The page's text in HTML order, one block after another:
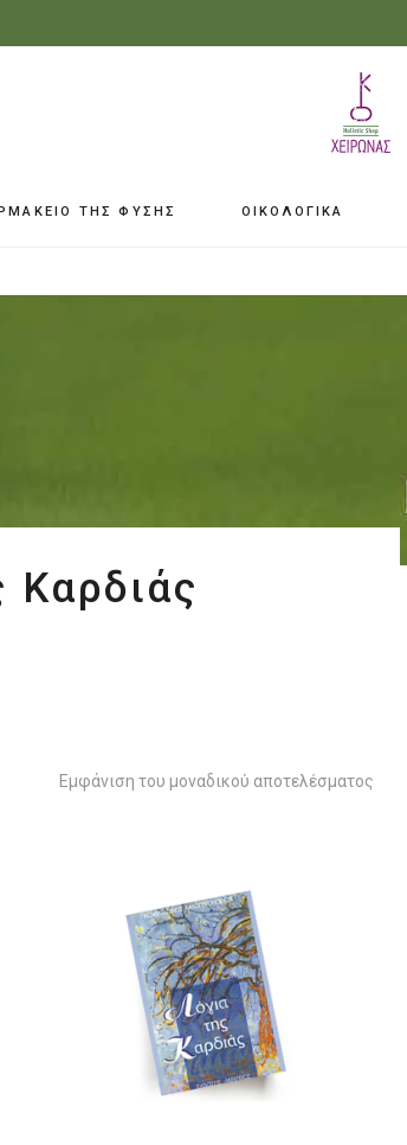
ΤΗΣ ΦΥΣΗΣ ΟΙΚΟΛΟΓΙΚΑ
Καρδιάς
Εμφάνιση του μοναδικού αποτελέσματος